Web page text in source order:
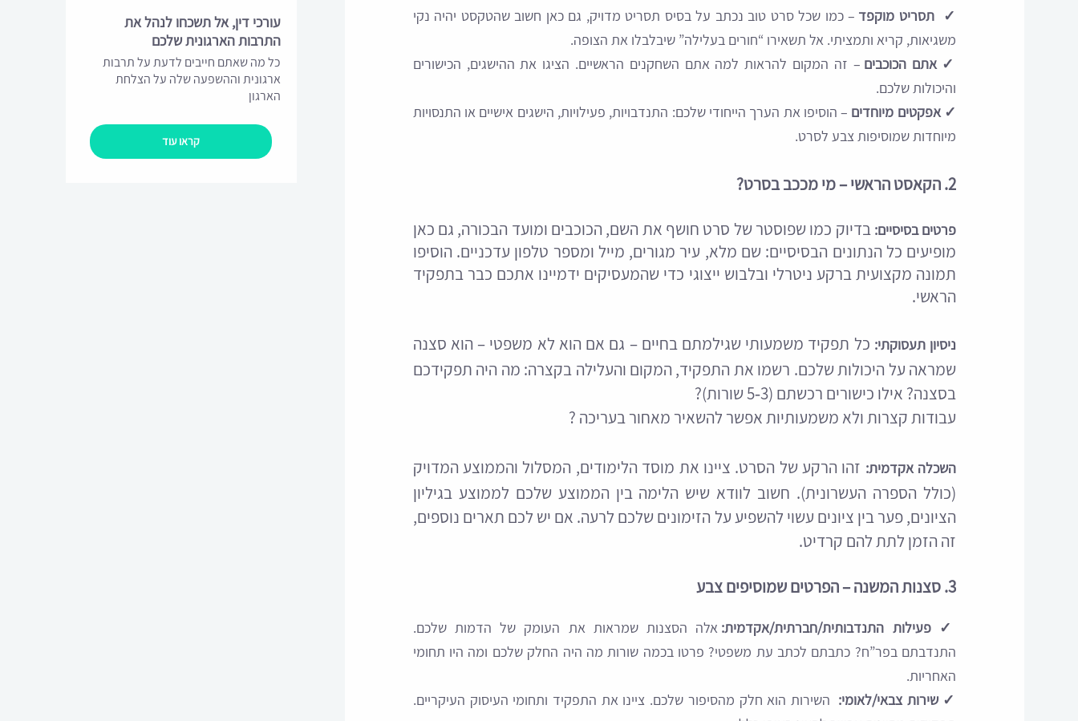
✓ תסריט מוקפד – כמו שכל סרט טוב נכתב על בסיס תסריט מדויק, גם כאן חשוב שהטקסט יהיה נקי
משגיאות, קריא ותמציתי. אל תשאירו “חורים בעלילה” שיבלבלו את הצופה.
✓ אתם הכוכבים – זה המקום להראות למה אתם השחקנים הראשיים. הציגו את ההישגים, הכישורים
והיכולות שלכם.
✓ אפקטים מיוחדים – הוסיפו את הערך הייחודי שלכם: התנדבויות, פעילויות, הישגים אישיים או התנסויות
מיוחדות שמוסיפות צבע לסרט.
2. הקאסט הראשי – מי מככב בסרט?
פרטים בסיסיים: בדיוק כמו שפוסטר של סרט חושף את השם, הכוכבים ומועד הבכורה, גם כאן
מופיעים כל הנתונים הבסיסיים: שם מלא, עיר מגורים, מייל ומספר טלפון עדכניים. הוסיפו
תמונה מקצועית ברקע ניטרלי ובלבוש ייצוגי כדי שהמעסיקים ידמיינו אתכם כבר בתפקיד
הראשי.
ניסיון תעסוקתי: כל תפקיד משמעותי שגילמתם בחיים – גם אם הוא לא משפטי – הוא סצנה
שמראה על היכולות שלכם. רשמו את התפקיד, המקום והעלילה בקצרה: מה היה תפקידכם
בסצנה? אילו כישורים רכשתם (3‑5 שורות)?
עבודות קצרות ולא משמעותיות אפשר להשאיר מאחור בעריכה ?
השכלה אקדמית: זהו הרקע של הסרט. ציינו את מוסד הלימודים, המסלול והממוצע המדויק
(כולל הספרה העשרונית). חשוב לוודא שיש הלימה בין הממוצע שלכם לממוצע בגיליון
הציונים, פער בין ציונים עשוי להשפיע על הזימונים שלכם לרעה. אם יש לכם תארים נוספים,
זה הזמן לתת להם קרדיט.
3. סצנות המשנה – הפרטים שמוסיפים צבע
✓פעילות התנדבותית/חברתית/אקדמית: אלה הסצנות שמראות את העומק של הדמות שלכם.
התנדבתם בפר”ח? כתבתם לכתב עת משפטי? פרטו בכמה שורות מה היה החלק שלכם ומה היו תחומי
האחריות.
✓שירות צבאי/לאומי: השירות הוא חלק מהסיפור שלכם. ציינו את התפקיד ותחומי העיסוק העיקריים.
עורכי דין, אל תשכחו לנהל את
התרבות הארגונית שלכם
כל מה שאתם חייבים לדעת על תרבות
ארגונית וההשפעה שלה על הצלחת
הארגון
קראו עוד